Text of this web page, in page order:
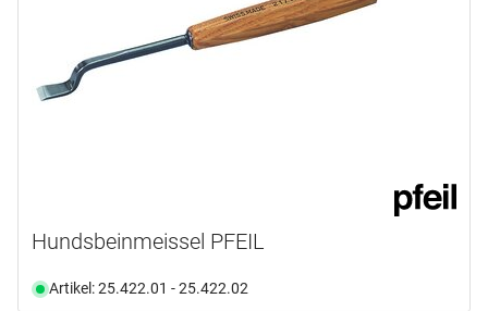
Hundsbeinmeissel PFEIL
Artikel: 25.422.01 - 25.422.02